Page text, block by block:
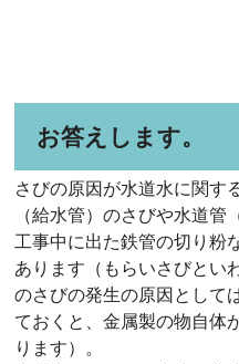
お答えします。
さびの原因が水道水に関す
（給水管）のさびや水道管
工事中に出た鉄管の切り粉
あります（もらいさびとい
のさびの発生の原因として
ておくと、金属製の物自体
ります）。